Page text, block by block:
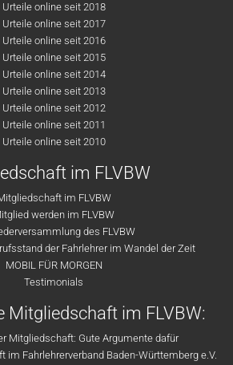
Urteile online seit 2018
Urteile online seit 2017
Urteile online seit 2016
Urteile online seit 2015
Urteile online seit 2014
Urteile online seit 2013
Urteile online seit 2012
Urteile online seit 2011
Urteile online seit 2010
im FLVBW
im FLVBW
werden im FLVBW
des FLVBW
der Fahrlehrer im Wandel der Zeit
MOBIL FÜR MORGEN
Testimonials
Mitgliedschaft im FLVBW:
Mitgliedschaft: Gute Argumente dafür
im Fahrlehrerverband Baden-Württemberg e.V.